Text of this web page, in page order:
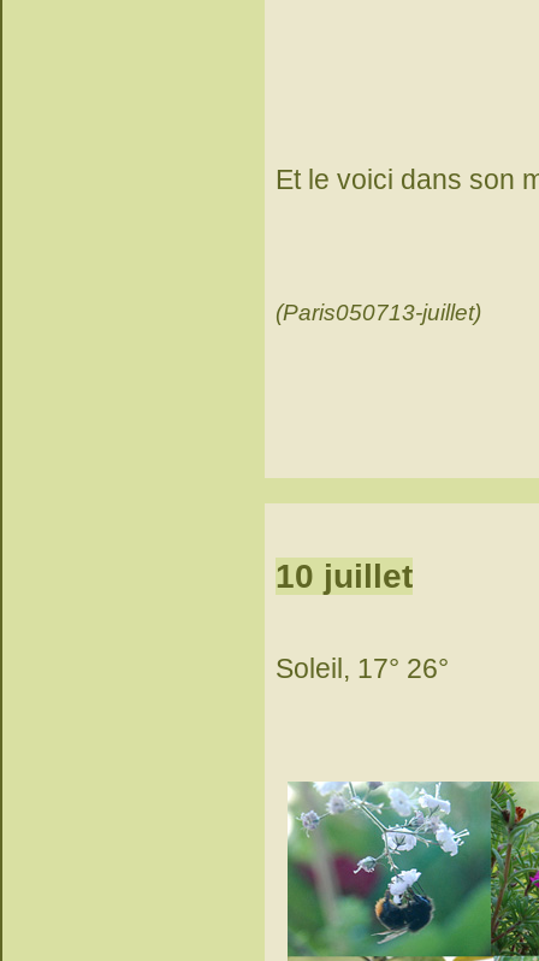
Et le voici dans son
(Paris050713-juillet)
10 juillet
Soleil, 17° 26°